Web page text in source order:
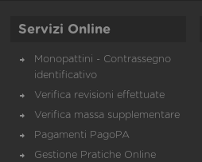
Servizi Online
Monopattini - Contrassegno
identificativo
Verifica revisioni effettuate
Verifica massa supplementare
Pagamenti PagoPA
Gestione Pratiche Online